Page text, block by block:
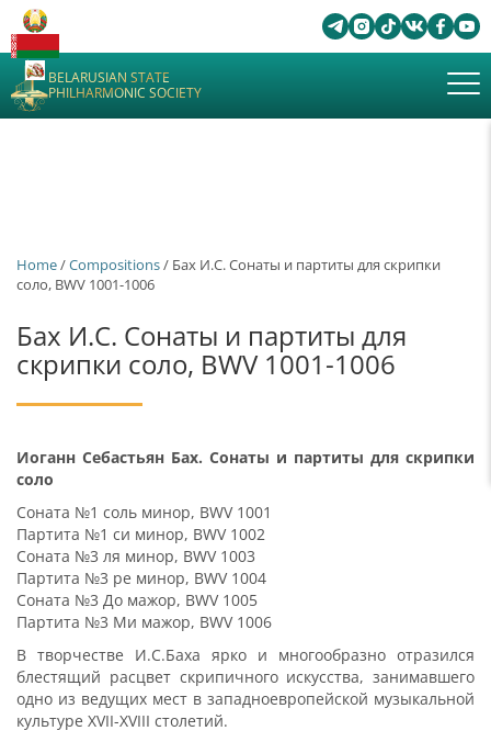
BELARUSIAN STATE
PHILHARMONIC SOCIETY
Home/Сompositions/ Бах И.С. Сонаты и партиты для скрипки
соло, BWV 1001-1006
Бах И.С. Сонаты и партиты для
скрипки соло, BWV 1001-1006
Иоганн Себастьян Бах. Сонаты и партиты для скрипки
соло
Соната №1 соль минор, BWV 1001
Партита №1 си минор, BWV 1002
Соната №3 ля минор, BWV 1003
Партита №3 ре минор, BWV 1004
Соната №3 До мажор, BWV 1005
Партита №3 Ми мажор, BWV 1006
В творчестве И.С.Баха ярко и многообразно отразился
блестящий расцвет скрипичного искусства, занимавшего
одно из ведущих мест в западноевропейской музыкальной
культуре XVII-XVIII столетий.